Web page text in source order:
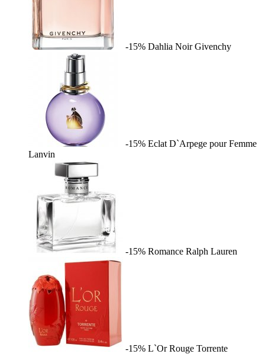
-15% Dahlia Noir Givenchy
-15% Eclat D`Arpege pour Femme
Lanvin
-15% Romance Ralph Lauren
-15% L`Or Rouge Torrente